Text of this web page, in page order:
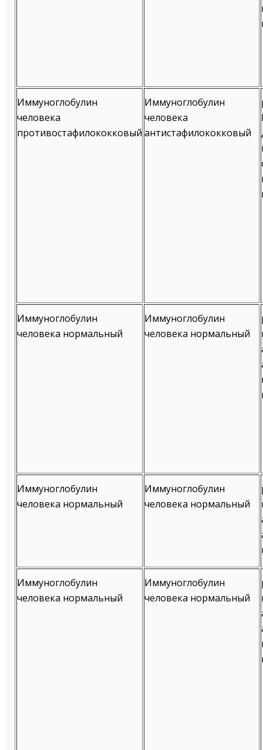
Иммуноглобулин
человека
противостафилококковый
Иммуноглобулин
человека
антистафилококковый
Иммуноглобулин
человека нормальный
Иммуноглобулин
человека нормальный
Иммуноглобулин
человека нормальный
Иммуноглобулин
человека нормальный
Иммуноглобулин
человека нормальный
Иммуноглобулин
человека нормальный